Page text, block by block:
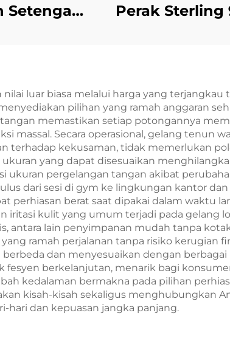
Setengah
Perak Sterling
luar biasa melalui harga yang
pilihan yang ramah anggaran
memastikan setiap potongannya
massal. Secara operasional, gelang tenun
terhadap kekusaman, tidak memerlukan
yang dapat disesuaikan
ukuran pergelangan tangan akibat
dari sesi di gym ke lingkungan kantor
perhiasan berat saat dipakai dalam waktu
iritasi kulit yang umum terjadi pada gelang
lain penyimpanan mudah tanpa
ramah perjalanan tanpa risiko kerugian
dan menyesuaikan dengan berbagai
berkelanjutan, menarik bagi
kedalaman bermakna pada pilihan
kisah-kisah sekaligus menghubungkan
hari dan kepuasan jangka panjang.